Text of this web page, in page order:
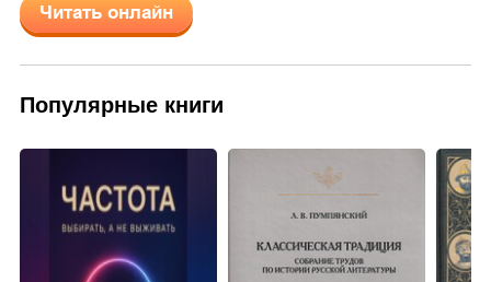
Читать онлайн
Популярные книги